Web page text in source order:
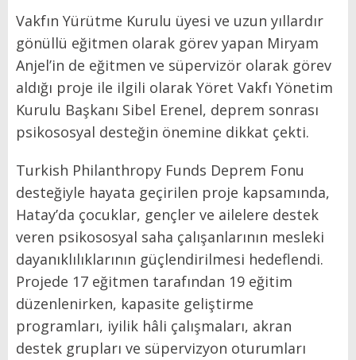
Vakfın Yürütme Kurulu üyesi ve uzun yıllardır
gönüllü eğitmen olarak görev yapan Miryam
Anjel’in de eğitmen ve süpervizör olarak görev
aldığı proje ile ilgili olarak Yöret Vakfı Yönetim
Kurulu Başkanı Sibel Erenel, deprem sonrası
psikososyal desteğin önemine dikkat çekti.
Turkish Philanthropy Funds Deprem Fonu
desteğiyle hayata geçirilen proje kapsamında,
Hatay’da çocuklar, gençler ve ailelere destek
veren psikososyal saha çalışanlarının mesleki
dayanıklılıklarının güçlendirilmesi hedeflendi.
Projede 17 eğitmen tarafından 19 eğitim
düzenlenirken, kapasite geliştirme
programları, iyilik hâli çalışmaları, akran
destek grupları ve süpervizyon oturumları